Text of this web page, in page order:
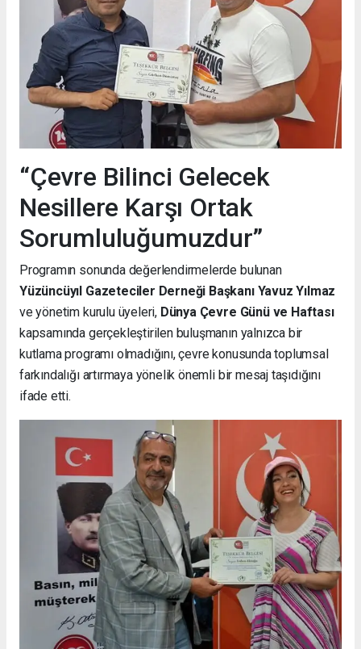
“Çevre Bilinci Gelecek
Nesillere Karşı Ortak
Sorumluluğumuzdur”
Programın sonunda değerlendirmelerde bulunan
Yüzüncüyıl Gazeteciler Derneği Başkanı Yavuz Yılmaz
ve yönetim kurulu üyeleri, Dünya Çevre Günü ve Haftası
kapsamında gerçekleştirilen buluşmanın yalnızca bir
kutlama programı olmadığını, çevre konusunda toplumsal
farkındalığı artırmaya yönelik önemli bir mesaj taşıdığını
ifade etti.